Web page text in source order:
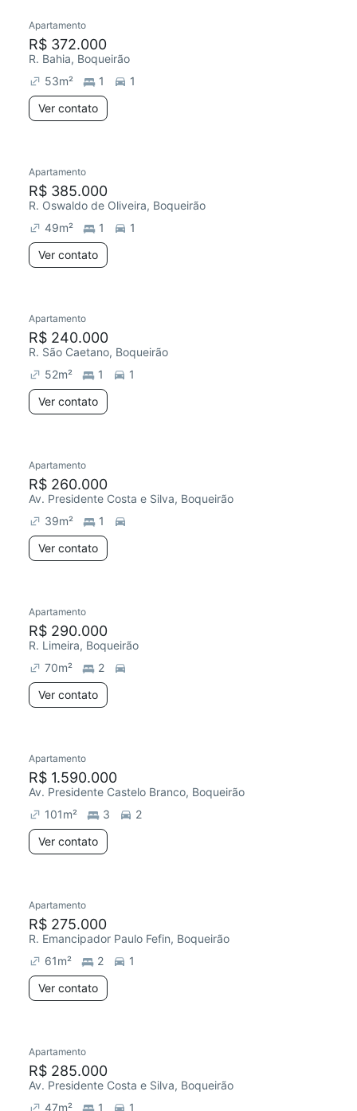
Apartamento
R$ 372.000
R. Bahia, Boqueirão
53m² 1
1
Ver contato
Apartamento
R$ 385.000
R. Oswaldo de Oliveira, Boqueirão
49m² 1
1
Ver contato
Apartamento
R$ 240.000
R. São Caetano, Boqueirão
52m² 1
1
Ver contato
Apartamento
R$ 260.000
Av. Presidente Costa e Silva, Boqueirão
39m²
1
Ver contato
Apartamento
R$ 290.000
R. Limeira, Boqueirão
70m²
2
Ver contato
Apartamento
R$ 1.590.000
Av. Presidente Castelo Branco, Boqueirão
101m² 3
2
Ver contato
Apartamento
R$ 275.000
R. Emancipador Paulo Fefin, Boqueirão
61m² 2
1
Ver contato
Apartamento
R$ 285.000
Av. Presidente Costa e Silva, Boqueirão
47m² 1 1